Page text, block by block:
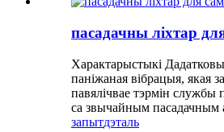
пасадачны ліхтар
Характарыстыкі
паніжаная вібрацыя, якая
павялічвае тэрмін службы
са звычайным
запытдэталь